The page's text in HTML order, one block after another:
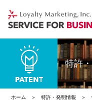
特許
ホーム 特許・発明情報